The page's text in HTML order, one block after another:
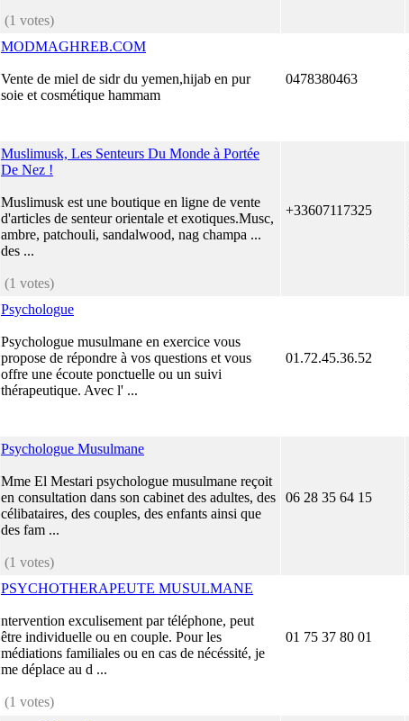
(1 votes)
MODMAGHREB.COM
Vente de miel de sidr du yemen,hijab en pur
soie et cosmétique hammam
0478380463
Muslimusk, Les Senteurs Du Monde à Portée
De Nez !
Muslimusk est une boutique en ligne de vente
d'articles de senteur orientale et exotiques.Musc,
ambre, patchouli, sandalwood, nag champa ...
des ...
(1 votes)
+33607117325
Psychologue
Psychologue musulmane en exercice vous
propose de répondre à vos questions et vous
offre une écoute ponctuelle ou un suivi
thérapeutique. Avec l' ...
01.72.45.36.52
Psychologue Musulmane
Mme El Mestari psychologue musulmane reçoit
en consultation dans son cabinet des adultes, des
célibataires, des couples, des enfants ainsi que
des fam ...
(1 votes)
06 28 35 64 15
PSYCHOTHERAPEUTE MUSULMANE
ntervention exculisement par téléphone, peut
être individuelle ou en couple. Pour les
médiations familiales ou en cas de nécéssité, je
me déplace au d ...
(1 votes)
01 75 37 80 01